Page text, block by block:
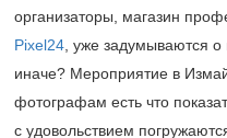
организаторы, магазин
Pixel24 , уже задумываются
иначе? Мероприятие в
фотографам есть что
с удовольствием